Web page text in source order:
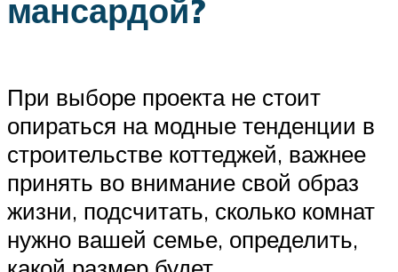
мансардой?
При выборе проекта не стоит
опираться на модные тенденции в
строительстве коттеджей, важнее
принять во внимание свой образ
жизни, подсчитать, сколько комнат
нужно вашей семье, определить,